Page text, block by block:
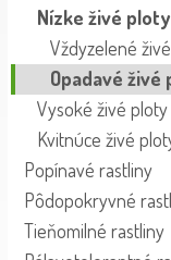
Nízke živé ploty
Vždyzelené
Opadavé živé
Vysoké živé ploty
Kvitnúce živé
Popínavé rastliny
Pôdopokryvné
Tieňomilné rastliny